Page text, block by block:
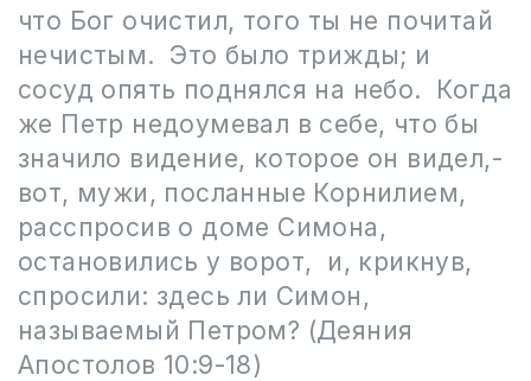
что Бог очистил, того ты не почитай
нечистым. Это было трижды; и
сосуд опять поднялся на небо. Когда
же Петр недоумевал в себе, что бы
значило видение, которое он видел,-
вот, мужи, посланные Корнилием,
расспросив о доме Симона,
остановились у ворот, и, крикнув,
спросили: здесь ли Симон,
называемый Петром? (Деяния
Апостолов 10:9-18)